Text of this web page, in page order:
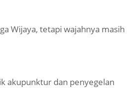
Wijaya, tetapi wajahnya masih
akupunktur dan penyegelan